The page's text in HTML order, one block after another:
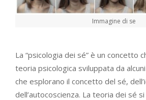
Immagine di se
La “psicologia dei sé” è un concetto
teoria psicologica sviluppata da
che esplorano il concetto del sé,
dell’autocoscienza. La teoria dei sé